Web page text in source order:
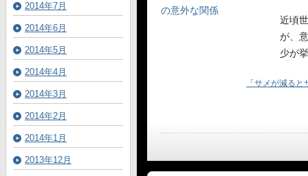
近頃
が、
少が
「サメが減る
2014年7月
2014年6月
2014年5月
2014年4月
2014年3月
2014年2月
2014年1月
2013年12月